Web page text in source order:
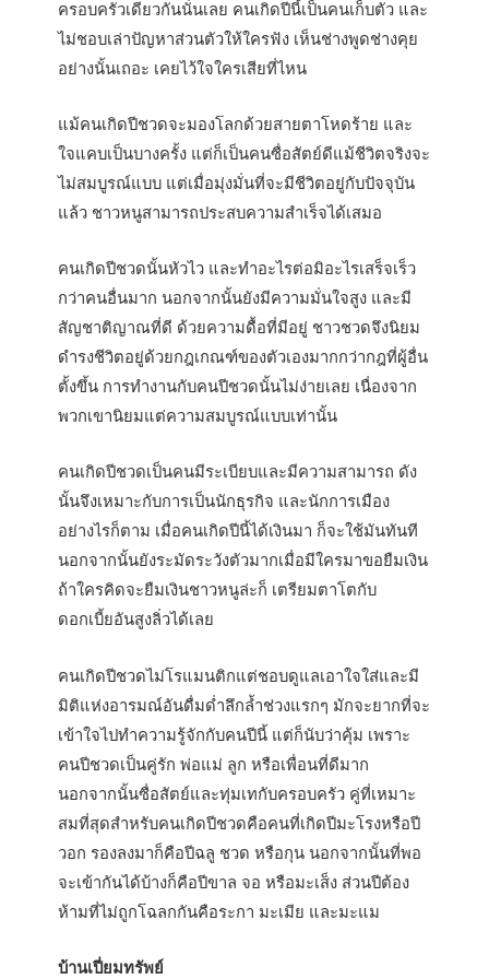
ครอบครัวเดียวกันนั่นเลย คนเกิดปีนี้เป็นคนเก็บตัว และ
ไม่ชอบเล่าปัญหาส่วนตัวให้ใครฟัง เห็นช่างพูดช่างคุย
อย่างนั้นเถอะ เคยไว้ใจใครเสียที่ไหน
แม้คนเกิดปีชวดจะมองโลกด้วยสายตาโหดร้าย และ
ใจแคบเป็นบางครั้ง แต่ก็เป็นคนซื่อสัตย์ดีแม้ชีวิตจริงจะ
ไม่สมบูรณ์แบบ แต่เมื่อมุ่งมั่นที่จะมีชีวิตอยู่กับปัจจุบัน
แล้ว ชาวหนูสามารถประสบความสำเร็จได้เสมอ
คนเกิดปีชวดนั้นหัวไว และทำอะไรต่อมิอะไรเสร็จเร็ว
กว่าคนอื่นมาก นอกจากนั้นยังมีความมั่นใจสูง และมี
สัญชาติญาณที่ดี ด้วยความดื้อที่มีอยู่ ชาวชวดจึงนิยม
ดำรงชีวิตอยู่ด้วยกฎเกณฑ์ของตัวเองมากกว่ากฎที่ผู้อื่น
ตั้งขึ้น การทำงานกับคนปีชวดนั้นไม่ง่ายเลย เนื่องจาก
พวกเขานิยมแต่ความสมบูรณ์แบบเท่านั้น
คนเกิดปีชวดเป็นคนมีระเบียบและมีความสามารถ ดัง
นั้นจึงเหมาะกับการเป็นนักธุรกิจ และนักการเมือง
อย่างไรก็ตาม เมื่อคนเกิดปีนี้ได้เงินมา ก็จะใช้มันทันที
นอกจากนั้นยังระมัดระวังตัวมากเมื่อมีใครมาขอยืมเงิน
ถ้าใครคิดจะยืมเงินชาวหนูล่ะก็ เตรียมตาโตกับ
ดอกเบี้ยอันสูงลิ่วได้เลย
คนเกิดปีชวดไม่โรแมนติกแต่ชอบดูแลเอาใจใส่และมี
มิติแห่งอารมณ์อันดื่มด่ำลึกล้ำช่วงแรกๆ มักจะยากที่จะ
เข้าใจไปทำความรู้จักกับคนปีนี้ แต่ก็นับว่าคุ้ม เพราะ
คนปีชวดเป็นคู่รัก พ่อแม่ ลูก หรือเพื่อนที่ดีมาก
นอกจากนั้นซื่อสัตย์และทุ่มเทกับครอบครัว คู่ที่เหมาะ
สมที่สุดสำหรับคนเกิดปีชวดคือคนที่เกิดปีมะโรงหรือปี
วอก รองลงมาก็คือปีฉลู ชวด หรือกุน นอกจากนั้นที่พอ
จะเข้ากันได้บ้างก็คือปีขาล จอ หรือมะเส็ง ส่วนปีต้อง
ห้ามที่ไม่ถูกโฉลกกันคือระกา มะเมีย และมะแม
บ้านเปี่ยมทรัพย์